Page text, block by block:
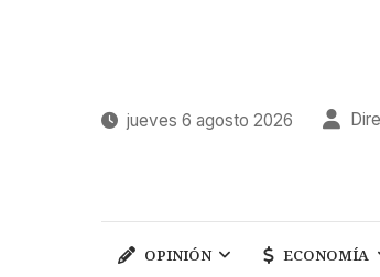
jueves 6 agosto 2026
OPINIÓN ECONOMÍA